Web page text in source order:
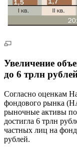
Увеличение
до 6 трлн
Согласно оценкам
фондового рынка
рыночные активы по
достигла 6 трлн
частных лиц на
рублей.